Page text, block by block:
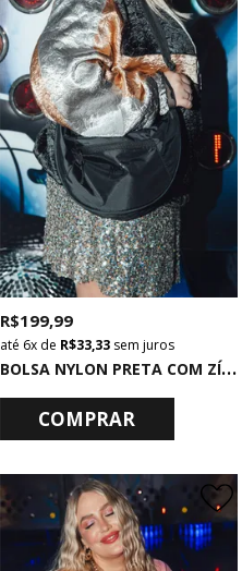
B
OLSA NYLON PRETA COM ZÍPER
R$ 199,99
6xde R$ 33,33sem juros
COMPRAR